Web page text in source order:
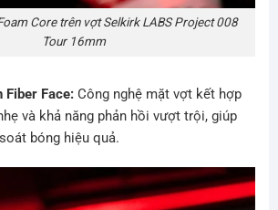
Core trên vợt Selkirk LABS Project 008
Tour 16mm
Fiber Face:Công nghệ mặt vợt kết hợp
và khả năng phản hồi vượt trội, giúp
bóng hiệu quả.